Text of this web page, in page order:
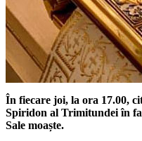
În fiecare joi, la ora 17.00,
Spiridon al Trimitundei în
Sale moaște.